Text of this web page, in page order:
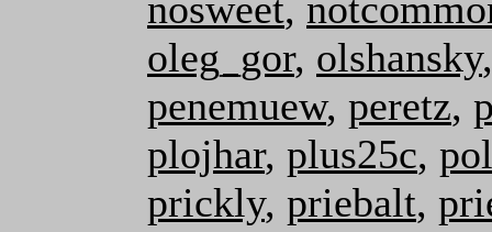
oleg_gor, olshansky
penemuew, peretz,
plojhar, plus25c,
prickly, priebalt,